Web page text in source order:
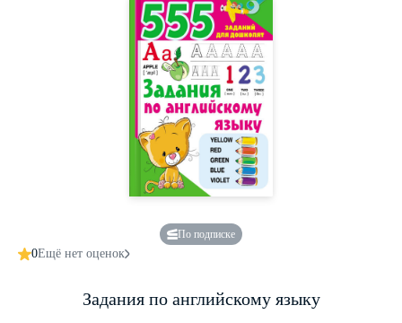
По подписке
0Ещё нет оценок
Задания по английскому языку